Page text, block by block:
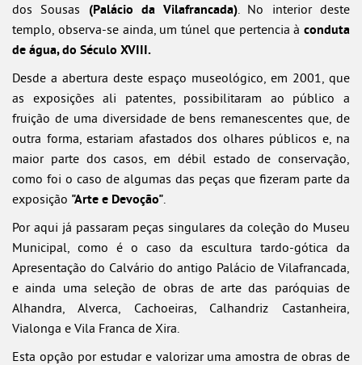
dos Sousas (Palácio da Vilafrancada). No interior deste
templo, observa-se ainda, um túnel que pertencia à conduta
de água, do Século XVIII.
Desde a abertura deste espaço museológico, em 2001, que
as exposições ali patentes, possibilitaram ao público a
fruição de uma diversidade de bens remanescentes que, de
outra forma, estariam afastados dos olhares públicos e, na
maior parte dos casos, em débil estado de conservação,
como foi o caso de algumas das peças que fizeram parte da
exposição "Arte e Devoção".
Por aqui já passaram peças singulares da coleção do Museu
Municipal, como é o caso da escultura tardo-gótica da
Apresentação do Calvário do antigo Palácio de Vilafrancada,
e ainda uma seleção de obras de arte das paróquias de
Alhandra, Alverca, Cachoeiras, Calhandriz Castanheira,
Vialonga e Vila Franca de Xira.
Esta opção por estudar e valorizar uma amostra de obras de